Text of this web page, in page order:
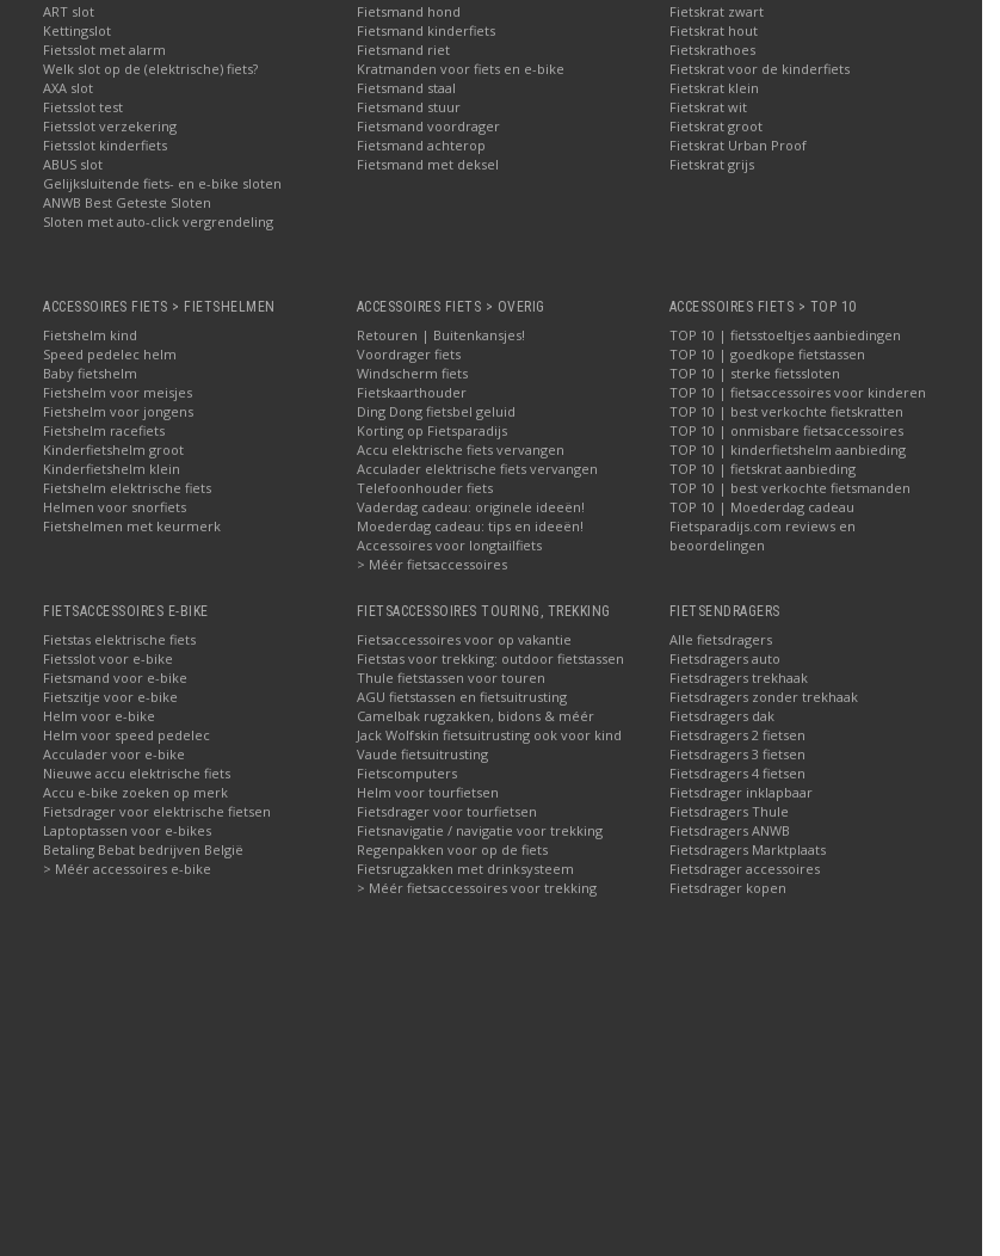
ART slot
Kettingslot
Fietsslot met alarm
Welk slot op de (elektrische) fiets?
AXA slot
Fietsslot test
Fietsslot verzekering
Fietsslot kinderfiets
ABUS slot
Gelijksluitende fiets- en e-bike sloten
ANWB Best Geteste Sloten
Sloten met auto-click vergrendeling
Fietsmand hond
Fietsmand kinderfiets
Fietsmand riet
Kratmanden voor fiets en e-bike
Fietsmand staal
Fietsmand stuur
Fietsmand voordrager
Fietsmand achterop
Fietsmand met deksel
Fietskrat zwart
Fietskrat hout
Fietskrathoes
Fietskrat voor de kinderfiets
Fietskrat klein
Fietskrat wit
Fietskrat groot
Fietskrat Urban Proof
Fietskrat grijs
ACCESSOIRES FIETS > FIETSHELMEN
Fietshelm kind
Speed pedelec helm
Baby fietshelm
Fietshelm voor meisjes
Fietshelm voor jongens
Fietshelm racefiets
Kinderfietshelm groot
Kinderfietshelm klein
Fietshelm elektrische fiets
Helmen voor snorfiets
Fietshelmen met keurmerk
ACCESSOIRES FIETS > OVERIG
Retouren | Buitenkansjes!
Voordrager fiets
Windscherm fiets
Fietskaarthouder
Ding Dong fietsbel geluid
Korting op Fietsparadijs
Accu elektrische fiets vervangen
Acculader elektrische fiets vervangen
Telefoonhouder fiets
Vaderdag cadeau: originele ideeën!
Moederdag cadeau: tips en ideeën!
Accessoires voor longtailfiets
> Méér fietsaccessoires
ACCESSOIRES FIETS > TOP 10
TOP 10 | fietsstoeltjes aanbiedingen
TOP 10 | goedkope fietstassen
TOP 10 | sterke fietssloten
TOP 10 | fietsaccessoires voor kinderen
TOP 10 | best verkochte fietskratten
TOP 10 | onmisbare fietsaccessoires
TOP 10 | kinderfietshelm aanbieding
TOP 10 | fietskrat aanbieding
TOP 10 | best verkochte fietsmanden
TOP 10 | Moederdag cadeau
Fietsparadijs.com reviews en
beoordelingen
FIETSACCESSOIRES E-BIKE
Fietstas elektrische fiets
Fietsslot voor e-bike
Fietsmand voor e-bike
Fietszitje voor e-bike
Helm voor e-bike
Helm voor speed pedelec
Acculader voor e-bike
Nieuwe accu elektrische fiets
Accu e-bike zoeken op merk
Fietsdrager voor elektrische fietsen
Laptoptassen voor e-bikes
Betaling Bebat bedrijven België
> Méér accessoires e-bike
FIETSACCESSOIRES TOURING, TREKKING
Fietsaccessoires voor op vakantie
Fietstas voor trekking: outdoor fietstassen
Thule fietstassen voor touren
AGU fietstassen en fietsuitrusting
Camelbak rugzakken, bidons & méér
Jack Wolfskin fietsuitrusting ook voor kind
Vaude fietsuitrusting
Fietscomputers
Helm voor tourfietsen
Fietsdrager voor tourfietsen
Fietsnavigatie / navigatie voor trekking
Regenpakken voor op de fiets
Fietsrugzakken met drinksysteem
> Méér fietsaccessoires voor trekking
FIETSENDRAGERS
Alle fietsdragers
Fietsdragers auto
Fietsdragers trekhaak
Fietsdragers zonder trekhaak
Fietsdragers dak
Fietsdragers 2 fietsen
Fietsdragers 3 fietsen
Fietsdragers 4 fietsen
Fietsdrager inklapbaar
Fietsdragers Thule
Fietsdragers ANWB
Fietsdragers Marktplaats
Fietsdrager accessoires
Fietsdrager kopen